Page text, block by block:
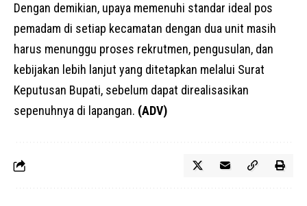
Dengan demikian, upaya memenuhi standar ideal pos
pemadam di setiap kecamatan dengan dua unit masih
harus menunggu proses rekrutmen, pengusulan, dan
kebijakan lebih lanjut yang ditetapkan melalui Surat
Keputusan Bupati, sebelum dapat direalisasikan
sepenuhnya di lapangan. (ADV)